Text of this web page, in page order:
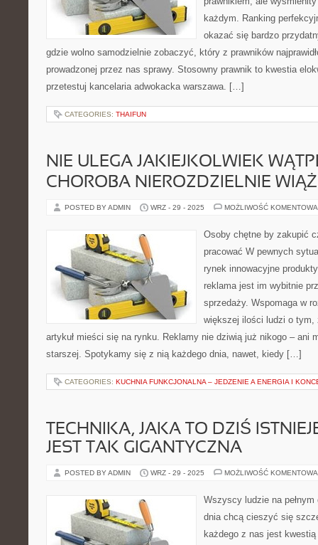
każdym. Ranking
okazać się bardzo
gdzie wolno samodzielnie zobaczyć, który z prawników
prowadzonej przez nas sprawy. Stosowny prawnik to kwestia
przetestuj kancelaria adwokacka warszawa. […]
CATEGORIES: THAIFUN
NIE ULEGA JAKIEJKOLWIEK
CHOROBA NIEROZDZIELNIE
POSTED BY ADMIN WRZ - 29 - 2025 MOŻLIWOŚĆ
Osoby chętne by zakupić
pracować W pewnych
rynek innowacyjne
reklama jest im wybitnie
sprzedaży. Wspomaga w
większej ilości ludzi o tym,
artykuł mieści się na rynku. Reklamy nie dziwią już nikogo – ani
starszej. Spotykamy się z nią każdego dnia, nawet, kiedy […]
CATEGORIES: KUCHNIA FUNKCJONALNA – JEDZENIE A ENERGIA I
TECHNIKA, JAKA TO DZIŚ
JEST TAK GIGANTYCZNA
POSTED BY ADMIN WRZ - 29 - 2025 MOŻLIWOŚĆ
Wszyscy ludzie na
dnia chcą cieszyć się
każdego z nas jest